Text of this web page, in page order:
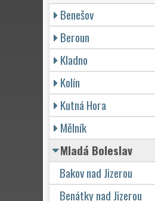
Benešov
Beroun
Kladno
Kolín
Kutná Hora
Mělník
Mladá Boleslav
Bakov nad Jizerou
Benátky nad Jizerou